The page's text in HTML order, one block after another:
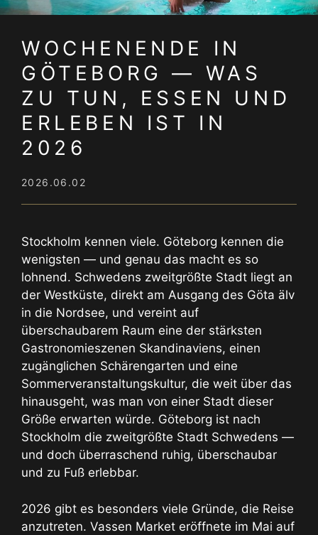
WOCHENENDE IN
GÖTEBORG — WAS
ZU TUN, ESSEN UND
ERLEBEN IST IN
2026
2026.06.02
Stockholm kennen viele. Göteborg kennen die
wenigsten — und genau das macht es so
lohnend. Schwedens zweitgrößte Stadt liegt an
der Westküste, direkt am Ausgang des Göta älv
in die Nordsee, und vereint auf
überschaubarem Raum eine der stärksten
Gastronomieszenen Skandinaviens, einen
zugänglichen Schärengarten und eine
Sommerveranstaltungskultur, die weit über das
hinausgeht, was man von einer Stadt dieser
Größe erwarten würde. Göteborg ist nach
Stockholm die zweitgrößte Stadt Schwedens —
und doch überraschend ruhig, überschaubar
und zu Fuß erlebbar.
2026 gibt es besonders viele Gründe, die Reise
anzutreten. Vassen Market eröffnete im Mai auf